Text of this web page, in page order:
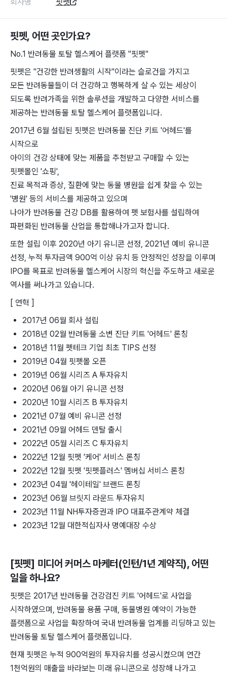
핏펫, 어떤 곳인가요?
No.1 반려동물 토탈 헬스케어 플랫폼 "핏펫"
핏펫은 "건강한 반려생활의 시작"이라는 슬로건을 가지고
모든 반려동물들이 더 건강하고 행복하게 살 수 있는 세상이
되도록 반려가족을 위한 솔루션을 개발하고 다양한 서비스를
제공하는 반려동물 토탈 헬스케어 플랫폼입니다.
2017년 6월 설립된 핏펫은 반려동물 진단 키트 '어헤드'를
시작으로
아이의 건강 상태에 맞는 제품을 추천받고 구매할 수 있는
핏펫몰인 '쇼핑',
진료 목적과 증상, 질환에 맞는 동물 병원을 쉽게 찾을 수 있는
'병원' 등의 서비스를 제공하고 있으며
나아가 반려동물 건강 DB를 활용하여 펫 보험사를 설립하여
파편화된 반려동물 산업을 통합해나가고자 합니다.
또한 설립 이후 2020년 아기 유니콘 선정, 2021년 예비 유니콘
선정, 누적 투자금액 900억 이상 유치 등 안정적인 성장을 이루며
IPO를 목표로 반려동물 헬스케어 시장의 혁신을 주도하고 새로운
역사를 써나가고 있습니다.
[ 연혁 ]
2017년 06월 회사 설립
2018년 02월 반려동물 소변 진단 키트 '어헤드' 론칭
2018년 11월 펫테크 기업 최초 TIPS 선정
2019년 04월 핏펫몰 오픈
2019년 06월 시리즈 A 투자유치
2020년 06월 아기 유니콘 선정
2020년 10월 시리즈 B 투자유치
2021년 07월 예비 유니콘 선정
2021년 09월 어헤드 덴탈 출시
2022년 05월 시리즈 C 투자유치
2022년 12월 핏펫 '케어' 서비스 론칭
2022년 12월 핏펫 '핏펫플러스' 멤버십 서비스 론칭
2023년 04월 '헤이테일' 브랜드 론칭
2023년 06월 브릿지 라운드 투자유치
2023년 11월 NH투자증권과 IPO 대표주관계약 체결
2023년 12월 대한적십자사 명예대장 수상
[핏펫] 미디어 커머스 마케터(인턴/1년 계약직), 어떤
일을 하나요?
핏펫은 2017년 ​반려동물 ​건강검진 ​키트 '어헤드'로 ​사업을
시작하였으며, 반려동물 용품 ​구매, ​동물병원 예약이 ​가능한
플랫폼으로 사업을 ​확장하여 국내 ​반려동물 ​업계를 리딩하고 ​있는
​반려동물 ​토탈 헬스케어 플랫폼입니다.
현재 ​핏펫은 ​누적 900억원의 투자유치를 ​성공시켰으며 ​연간 ​
1천억원의 매출을 바라보는 ​미래 유니콘으로 ​성장해 ​나가고